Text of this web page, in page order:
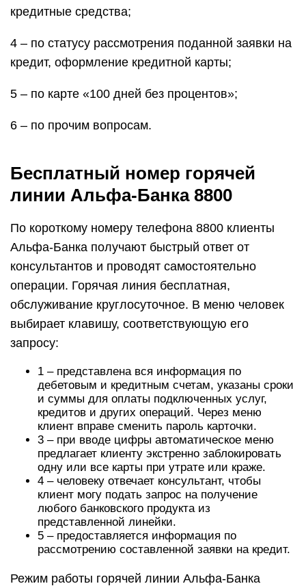
кредитные средства;
4 – по статусу рассмотрения поданной заявки на
кредит, оформление кредитной карты;
5 – по карте «100 дней без процентов»;
6 – по прочим вопросам.
Бесплатный номер горячей
линии Альфа-Банка 8800
По короткому номеру телефона 8800 клиенты
Альфа-Банка получают быстрый ответ от
консультантов и проводят самостоятельно
операции. Горячая линия бесплатная,
обслуживание круглосуточное. В меню человек
выбирает клавишу, соответствующую его
запросу:
1 – представлена вся информация по
дебетовым и кредитным счетам, указаны сроки
и суммы для оплаты подключенных услуг,
кредитов и других операций. Через меню
клиент вправе сменить пароль карточки.
3 – при вводе цифры автоматическое меню
предлагает клиенту экстренно заблокировать
одну или все карты при утрате или краже.
4 – человеку отвечает консультант, чтобы
клиент могу подать запрос на получение
любого банковского продукта из
представленной линейки.
5 – предоставляется информация по
рассмотрению составленной заявки на кредит.
Режим работы горячей линии Альфа-Банка